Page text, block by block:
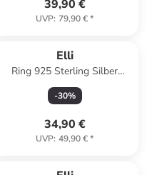
39,90 €
UVP: 79,90 €*
Elli
Ring 925 Sterling Silber
Ornament in Grau
-30%
34,90 €
UVP: 49,90 €*